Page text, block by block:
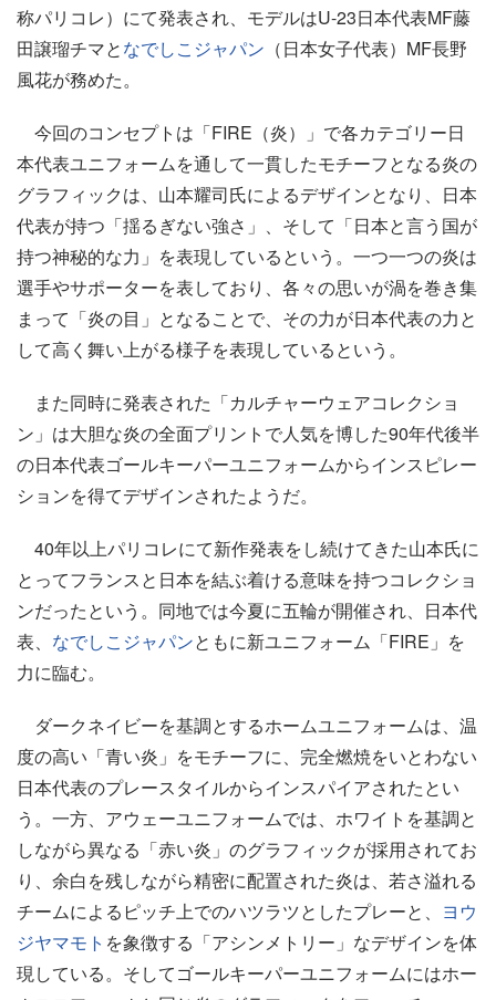
称パリコレ）にて発表され、モデルはU-23日本代表MF藤
田譲瑠チマとなでしこジャパン （日本女子代表）MF長野
風花が務めた。
今回のコンセプトは「FIRE（炎）」で各カテゴリー日
本代表ユニフォームを通して一貫したモチーフとなる炎の
グラフィックは、山本耀司氏によるデザインとなり、日本
代表が持つ「揺るぎない強さ」、そして「日本と言う国が
持つ神秘的な力」を表現しているという。一つ一つの炎は
選手やサポーターを表しており、各々の思いが渦を巻き集
まって「炎の目」となることで、その力が日本代表の力と
して高く舞い上がる様子を表現しているという。
また同時に発表された「カルチャーウェアコレクショ
ン」は大胆な炎の全面プリントで人気を博した90年代後半
の日本代表ゴールキーパーユニフォームからインスピレー
ションを得てデザインされたようだ。
40年以上パリコレにて新作発表をし続けてきた山本氏に
とってフランスと日本を結ぶ着ける意味を持つコレクショ
ンだったという。同地では今夏に五輪が開催され、日本代
表、 なでしこジャパンともに新ユニフォーム「FIRE」を
力に臨む。
ダークネイビーを基調とするホームユニフォームは、温
度の高い「青い炎」をモチーフに、完全燃焼をいとわない
日本代表のプレースタイルからインスパイアされたとい
う。一方、アウェーユニフォームでは、ホワイトを基調と
しながら異なる「赤い炎」のグラフィックが採用されてお
り、余白を残しながら精密に配置された炎は、若さ溢れる
チームによるピッチ上でのハツラツとしたプレーと、 ヨウ
ジヤマモト を象徴する「アシンメトリー」なデザインを体
現している。そしてゴールキーパーユニフォームにはホー